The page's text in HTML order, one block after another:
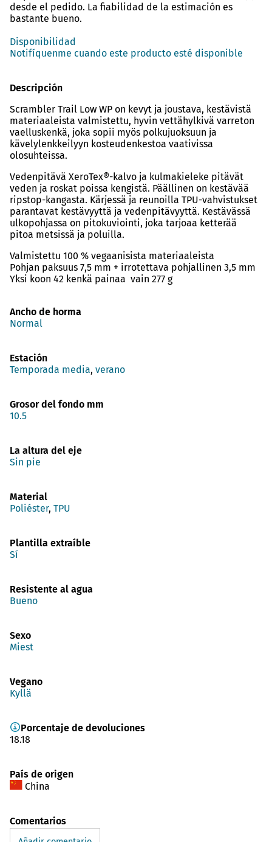
desde el pedido. La fiabilidad de la estimación es
bastante bueno.
Disponibilidad
Notifíquenme cuando este producto esté disponible
Descripción
Scrambler Trail Low WP on kevyt ja joustava, kestävistä
materiaaleista valmistettu, hyvin vettähylkivä varreton
vaelluskenkä, joka sopii myös polkujuoksuun ja
kävelylenkkeilyyn kosteudenkestoa vaativissa
olosuhteissa.
Vedenpitävä XeroTex®-kalvo ja kulmakieleke pitävät
veden ja roskat poissa kengistä. Päällinen on kestävää
ripstop-kangasta. Kärjessä ja reunoilla TPU-vahvistukset
parantavat kestävyyttä ja vedenpitävyyttä. Kestävässä
ulkopohjassa on pitokuviointi, joka tarjoaa ketterää
pitoa metsissä ja poluilla.
Valmistettu 100 % vegaanisista materiaaleista
Pohjan paksuus 7,5 mm + irrotettava pohjallinen 3,5 mm
Yksi koon 42 kenkä painaa vain 277 g
Ancho de horma
Normal
Estación
Temporada media, verano
Grosor del fondo mm
10.5
La altura del eje
Sin pie
Material
Poliéster, TPU
Plantilla extraíble
Sí
Resistente al agua
Bueno
Sexo
Miest
Vegano
Kyllä
Porcentaje de devoluciones
18.18
País de origen
China
Comentarios